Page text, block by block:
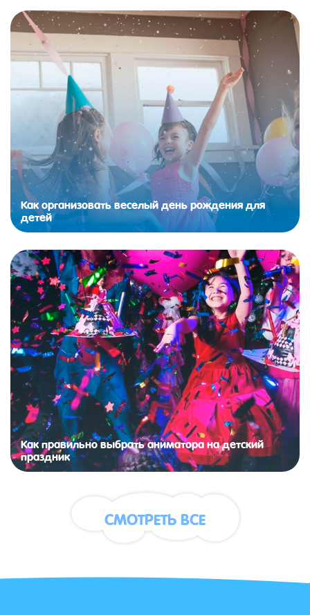
Как организовать веселый день рождения для
детей
Как правильно выбрать аниматора на детский
праздник
СМОТРЕТЬ ВСЕ